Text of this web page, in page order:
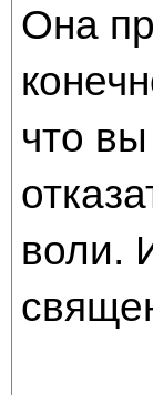
Она
что
воли.